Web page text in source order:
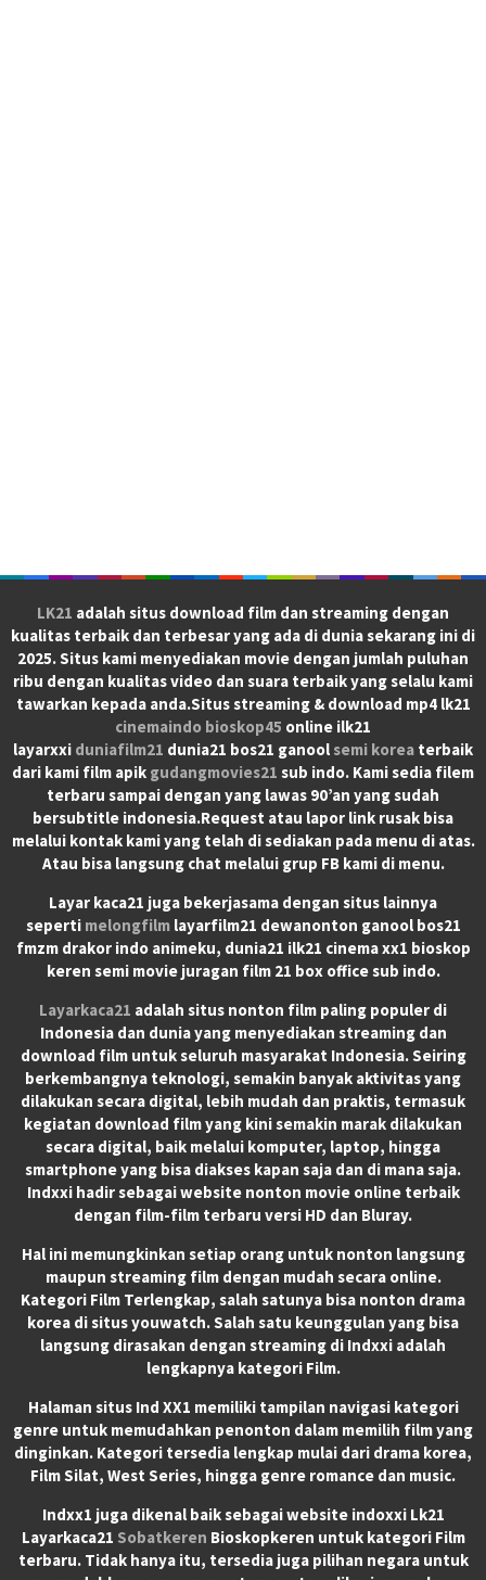
LK21 adalah situs download film dan streaming dengan
kualitas terbaik dan terbesar yang ada di dunia sekarang ini di
2025. Situs kami menyediakan movie dengan jumlah puluhan
ribu dengan kualitas video dan suara terbaik yang selalu kami
tawarkan kepada anda.Situs streaming & download mp4 lk21
cinemaindo bioskop45 online ilk21
layarxxi duniafilm21 dunia21 bos21 ganool semi korea terbaik
dari kami film apik gudangmovies21 sub indo. Kami sedia filem
terbaru sampai dengan yang lawas 90’an yang sudah
bersubtitle indonesia.Request atau lapor link rusak bisa
melalui kontak kami yang telah di sediakan pada menu di atas.
Atau bisa langsung chat melalui grup FB kami di menu.
Layar kaca21 juga bekerjasama dengan situs lainnya
seperti melongfilmlayarfilm21 dewanonton ganool bos21
fmzm drakor indo animeku, dunia21 ilk21 cinema xx1 bioskop
keren semi movie juragan film 21 box office sub indo.
Layarkaca21 adalah situs nonton film paling populer di
Indonesia dan dunia yang menyediakan streaming dan
download film untuk seluruh masyarakat Indonesia. Seiring
berkembangnya teknologi, semakin banyak aktivitas yang
dilakukan secara digital, lebih mudah dan praktis, termasuk
kegiatan download film yang kini semakin marak dilakukan
secara digital, baik melalui komputer, laptop, hingga
smartphone yang bisa diakses kapan saja dan di mana saja.
Indxxi hadir sebagai website nonton movie online terbaik
dengan film-film terbaru versi HD dan Bluray.
Hal ini memungkinkan setiap orang untuk nonton langsung
maupun streaming film dengan mudah secara online.
Kategori Film Terlengkap, salah satunya bisa nonton drama
korea di situs youwatch. Salah satu keunggulan yang bisa
langsung dirasakan dengan streaming di Indxxi adalah
lengkapnya kategori Film.
Halaman situs Ind XX1 memiliki tampilan navigasi kategori
genre untuk memudahkan penonton dalam memilih film yang
dinginkan. Kategori tersedia lengkap mulai dari drama korea,
Film Silat, West Series, hingga genre romance dan music.
Indxx1 juga dikenal baik sebagai website indoxxi Lk21
Layarkaca21 Sobatkeren Bioskopkeren untuk kategori Film
terbaru. Tidak hanya itu, tersedia juga pilihan negara untuk